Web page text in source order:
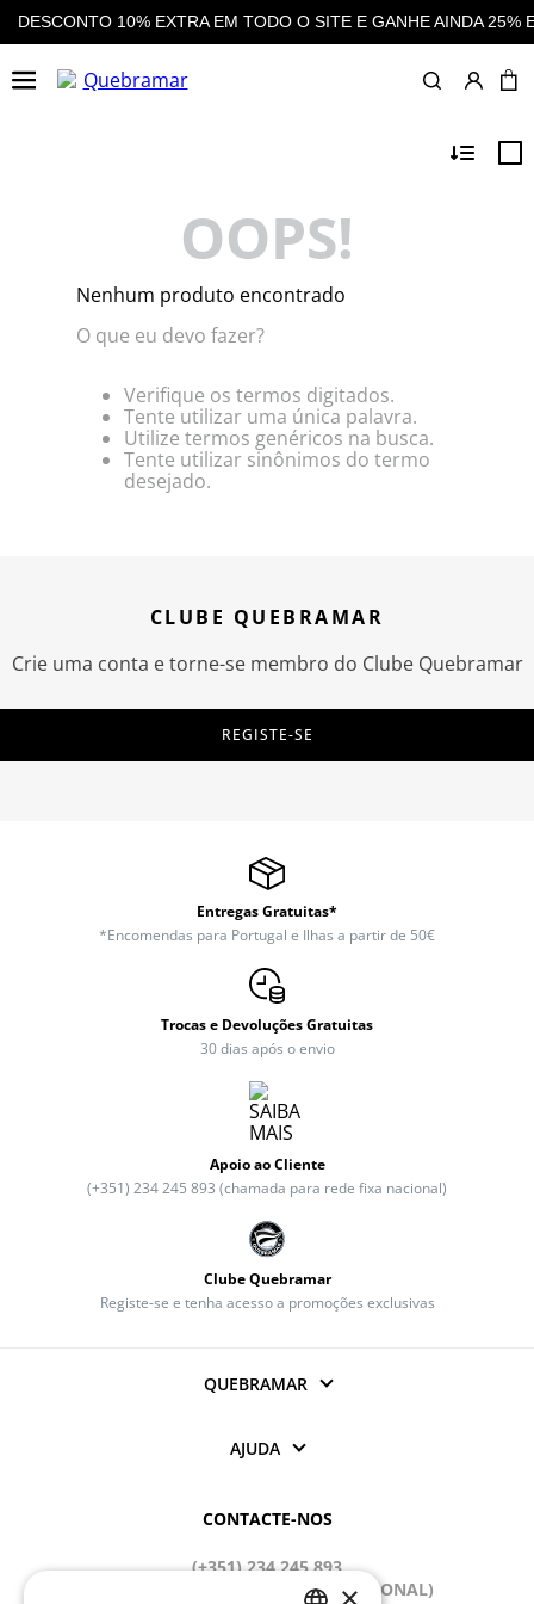
SITE E GANHE AINDA 25% EM CASHBACK EM TODAS AS
OOPS!
Nenhum produto encontrado
O que eu devo fazer?
Verifique os termos digitados.
Tente utilizar uma única palavra.
Utilize termos genéricos na busca.
Tente utilizar sinônimos do termo
desejado.
CLUBE QUEBRAMAR
Crie uma conta e torne-se membro do Clube Quebramar
REGISTE-SE
Entregas Gratuitas*
*Encomendas para Portugal e Ilhas a partir de 50€
Trocas e Devoluções Gratuitas
30 dias após o envio
Apoio ao Cliente
(+351) 234 245 893 (chamada para rede fixa nacional)
Clube Quebramar
Registe-se e tenha acesso a promoções exclusivas
QUEBRAMAR
AJUDA
CONTACTE-NOS
(+351) 234 245 893
(CHAMADA PARA REDE FIXA NACIONAL)